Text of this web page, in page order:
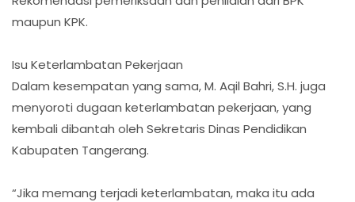
maupun KPK.
Isu Keterlambatan Pekerjaan
Dalam kesempatan yang sama, M. Aqil Bahri, S.H. juga
menyoroti dugaan keterlambatan pekerjaan, yang
kembali dibantah oleh Sekretaris Dinas Pendidikan
Kabupaten Tangerang.
“Jika memang terjadi keterlambatan, maka itu ada